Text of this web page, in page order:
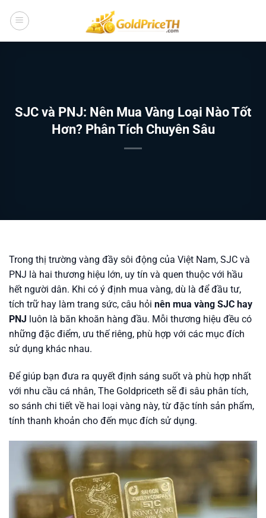
qua
SJC và PNJ: Nên Mua Vàng Loại Nào Tốt
Hơn? Phân Tích Chuyên Sâu
Trong thị trường vàng đầy sôi động của Việt Nam, SJC và
PNJ là hai thương hiệu lớn, uy tín và quen thuộc với hầu
hết người dân. Khi có ý định mua vàng, dù là để đầu tư,
tích trữ hay làm trang sức, câu hỏi nên mua vàng SJC hay
PNJ luôn là băn khoăn hàng đầu. Mỗi thương hiệu đều có
những đặc điểm, ưu thế riêng, phù hợp với các mục đích
sử dụng khác nhau.
Để giúp bạn đưa ra quyết định sáng suốt và phù hợp nhất
với nhu cầu cá nhân, The Goldpriceth sẽ đi sâu phân tích,
so sánh chi tiết về hai loại vàng này, từ đặc tính sản phẩm,
tính thanh khoản cho đến mục đích sử dụng.